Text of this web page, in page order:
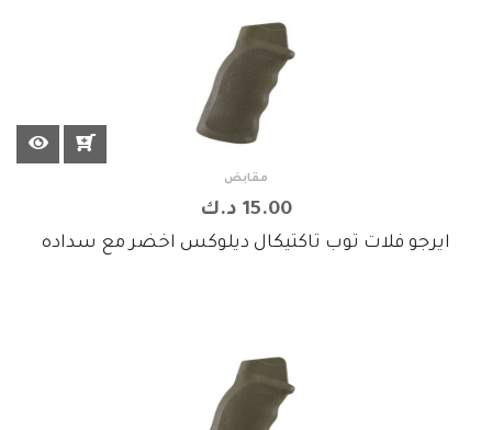
مقابض
15.00 د.ك
ايرجو فلات توب تاكتيكال ديلوكس اخضر مع سداده